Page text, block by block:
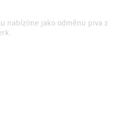
nabízíme jako odměnu piva z